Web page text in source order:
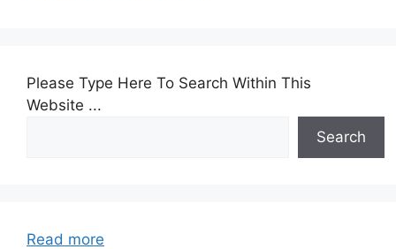
Please Type Here To Search Within This
Website ...
Search
Read more